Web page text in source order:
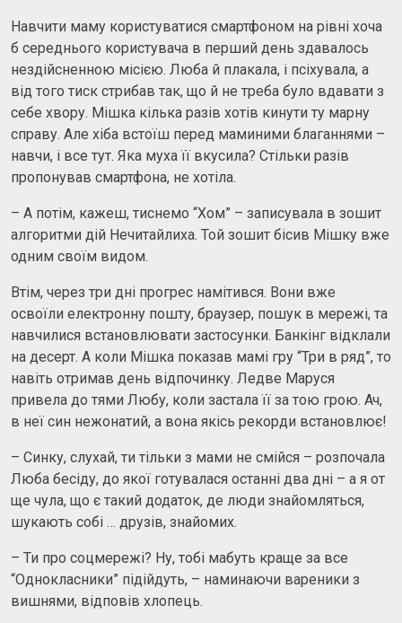
Навчити маму користуватися смартфоном на рівні хоча
б середнього користувача в перший день здавалось
нездійсненною місією. Люба й плакала, і псіхувала, а
від того тиск стрибав так, що й не треба було вдавати з
себе хвору. Мішка кілька разів хотів кинути ту марну
справу. Але хіба встоїш перед маминими благаннями –
навчи, і все тут. Яка муха її вкусила? Стільки разів
пропонував смартфона, не хотіла.
– А потім, кажеш, тиснемо “Хом” – записувала в зошит
алгоритми дій Нечитайлиха. Той зошит бісив Мішку вже
одним своїм видом.
Втім, через три дні прогрес намітився. Вони вже
освоїли електронну пошту, браузер, пошук в мережі, та
навчилися встановлювати застосунки. Банкінг відклали
на десерт. А коли Мішка показав мамі гру “Три в ряд”, то
навіть отримав день відпочинку. Ледве Маруся
привела до тями Любу, коли застала її за тою грою. Ач,
в неї син нежонатий, а вона якісь рекорди встановлює!
– Синку, слухай, ти тільки з мами не смійся – розпочала
Люба бесіду, до якої готувалася останні два дні – а я от
ще чула, що є такий додаток, де люди знайомляться,
шукають собі … друзів, знайомих.
– Ти про соцмережі? Ну, тобі мабуть краще за все
“Однокласники” підійдуть, – наминаючи вареники з
вишнями, відповів хлопець.